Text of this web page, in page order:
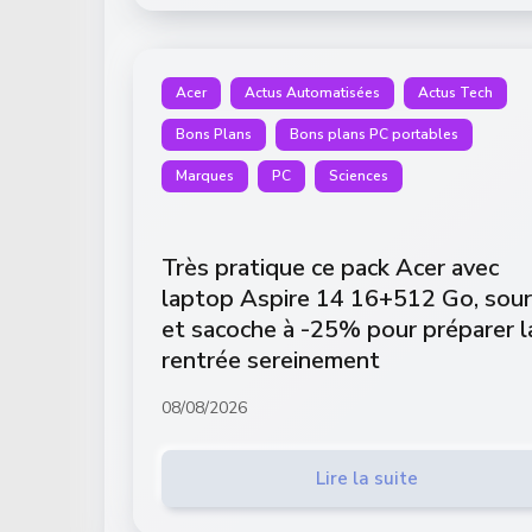
Acer Actus Automatisées Actus Tech
Bons Plans Bons plans PC portables
Marques PC Sciences
Très pratique ce pack Acer avec
laptop Aspire 14 16+512 Go,
et sacoche à -25% pour préparer
rentrée sereinement
08/08/2026
Lire la suite